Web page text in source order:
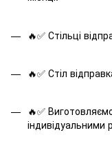
🔥✅ Стільці
🔥✅ Стіл
🔥✅
індивідуальними